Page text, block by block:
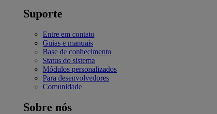
Suporte
Entre em contato
Guias e manuais
Base de conhecimento
Status do sistema
Módulos personalizados
Para desenvolvedores
Comunidade
Sobre nós